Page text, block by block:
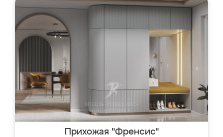
Прихожая "Френсис"